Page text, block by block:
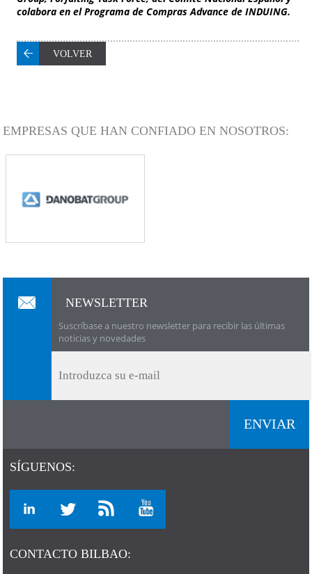
colabora en el Programa de Compras Advance de INDUING.
VOLVER
EMPRESAS QUE HAN CONFIADO EN NOSOTROS:
NEWSLETTER
Suscríbase a nuestro newsletter para recibir las últimas
noticias y novedades
SÍGUENOS:
CONTACTO BILBAO: